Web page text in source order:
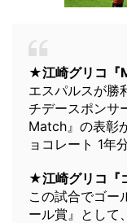
★江崎グリコ『
エスパルスが勝
チデースポンサ
Match』の表彰
ョコレート 1年
★江崎グリコ『
この試合でゴー
ール賞』として